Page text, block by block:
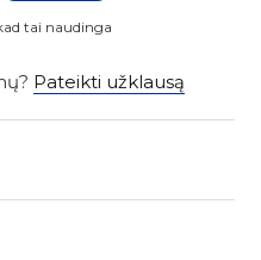
tai naudinga
Pateikti užklausą